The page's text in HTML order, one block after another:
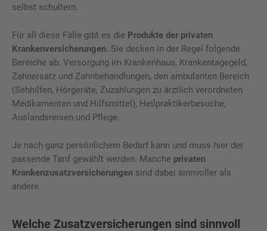
selbst schultern.
Für all diese Fälle gibt es die Produkte der privaten
Krankenversicherungen. Sie decken in der Regel folgende
Bereiche ab: Versorgung im Krankenhaus, Krankentagegeld,
Zahnersatz und Zahnbehandlungen, den ambulanten Bereich
(Sehhilfen, Hörgeräte, Zuzahlungen zu ärztlich verordneten
Medikamenten und Hilfsmittel), Heilpraktikerbesuche,
Auslandsreisen und Pflege.
Je nach ganz persönlichem Bedarf kann und muss hier der
passende Tarif gewählt werden. Manche privaten
Krankenzusatzversicherungen sind dabei sinnvoller als
andere.
Welche Zusatzversicherungen sind sinnvoll